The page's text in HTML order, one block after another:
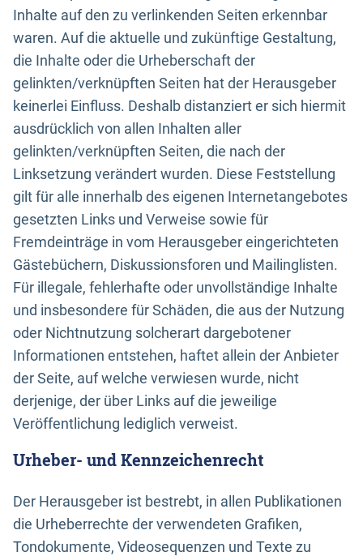
Inhalte auf den zu verlinkenden Seiten erkennbar
waren. Auf die aktuelle und zukünftige Gestaltung,
die Inhalte oder die Urheberschaft der
gelinkten/verknüpften Seiten hat der Herausgeber
keinerlei Einfluss. Deshalb distanziert er sich hiermit
ausdrücklich von allen Inhalten aller
gelinkten/verknüpften Seiten, die nach der
Linksetzung verändert wurden. Diese Feststellung
gilt für alle innerhalb des eigenen Internetangebotes
gesetzten Links und Verweise sowie für
Fremdeinträge in vom Herausgeber eingerichteten
Gästebüchern, Diskussionsforen und Mailinglisten.
Für illegale, fehlerhafte oder unvollständige Inhalte
und insbesondere für Schäden, die aus der Nutzung
oder Nichtnutzung solcherart dargebotener
Informationen entstehen, haftet allein der Anbieter
der Seite, auf welche verwiesen wurde, nicht
derjenige, der über Links auf die jeweilige
Veröffentlichung lediglich verweist.
Urheber- und Kennzeichenrecht
Der Herausgeber ist bestrebt, in allen Publikationen
die Urheberrechte der verwendeten Grafiken,
Tondokumente, Videosequenzen und Texte zu